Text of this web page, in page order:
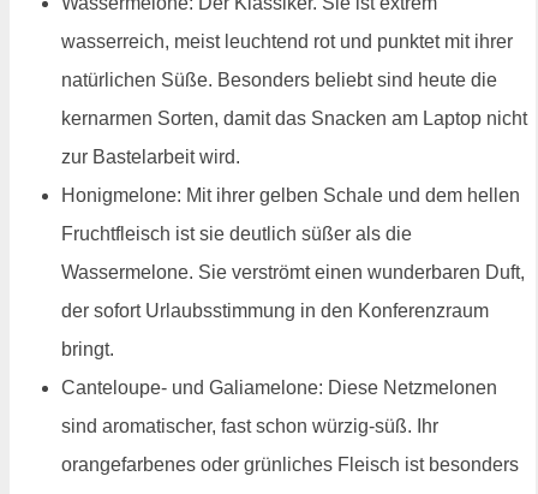
wasserreich, meist leuchtend rot und punktet mit ihrer
natürlichen Süße. Besonders beliebt sind heute die
kernarmen Sorten, damit das Snacken am Laptop nicht
zur Bastelarbeit wird.
Honigmelone: Mit ihrer gelben Schale und dem hellen
Fruchtfleisch ist sie deutlich süßer als die
Wassermelone. Sie verströmt einen wunderbaren Duft,
der sofort Urlaubsstimmung in den Konferenzraum
bringt.
Canteloupe- und Galiamelone: Diese Netzmelonen
sind aromatischer, fast schon würzig-süß. Ihr
orangefarbenes oder grünliches Fleisch ist besonders